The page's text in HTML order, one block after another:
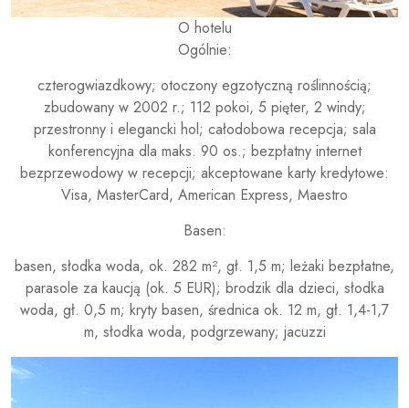
O hotelu
Ogólnie:
czterogwiazdkowy; otoczony egzotyczną roślinnością;
zbudowany w 2002 r.; 112 pokoi, 5 pięter, 2 windy;
przestronny i elegancki hol; całodobowa recepcja; sala
konferencyjna dla maks. 90 os.; bezpłatny internet
bezprzewodowy w recepcji; akceptowane karty kredytowe:
Visa, MasterCard, American Express, Maestro
Basen:
basen, słodka woda, ok. 282 m², gł. 1,5 m; leżaki bezpłatne,
parasole za kaucją (ok. 5 EUR); brodzik dla dzieci, słodka
woda, gł. 0,5 m; kryty basen, średnica ok. 12 m, gł. 1,4-1,7
m, słodka woda, podgrzewany; jacuzzi